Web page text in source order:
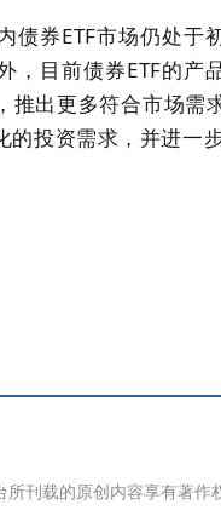
债券ETF市场仍处
，目前债券ETF的产
推出更多符合市场需
投资需求，并进一
所刊载的原创内容享有著